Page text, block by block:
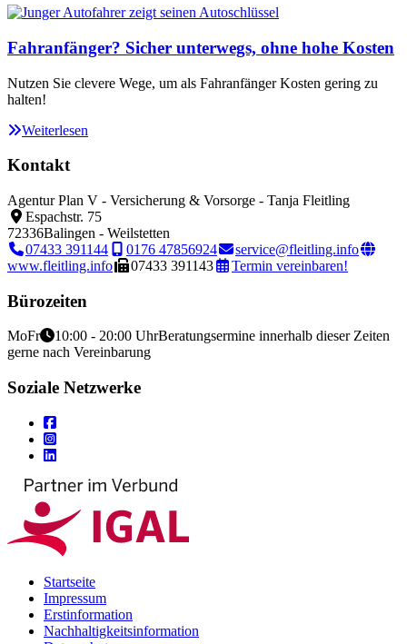
Fahranfänger? Sicher unterwegs, ohne hohe Kosten
Nutzen Sie clevere Wege, um als Fahranfänger Kosten gering zu
halten!
Weiterlesen
Kontakt
Agentur Plan V - Versicherung & Vorsorge - Tanja Fleitling
Espachstr. 75
72336Balingen - Weilstetten
07433 391144
0176 47856924
service@fleitling.info
www.fleitling.info
07433 391143 Termin vereinbaren!
Bürozeiten
MoFr 10:00 - 20:00 UhrBeratungsermine innerhalb dieser Zeiten
gerne nach Vereinbarung
Soziale Netzwerke
Startseite
Impressum
Erstinformation
Nachhaltigkeitsinformation